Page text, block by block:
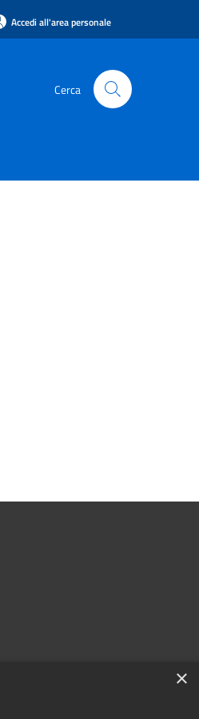
Accedi all'area personale
Cerca
×